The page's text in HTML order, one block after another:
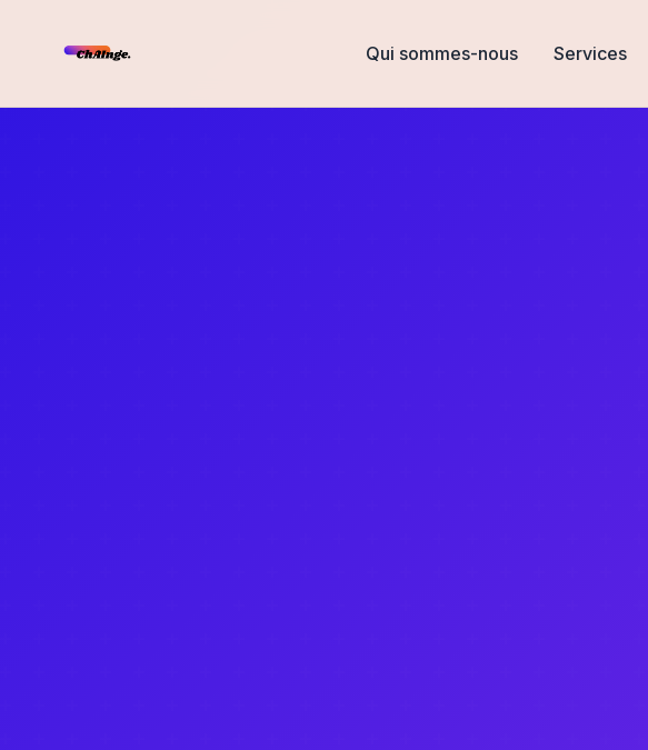
Qui sommes-nous Services